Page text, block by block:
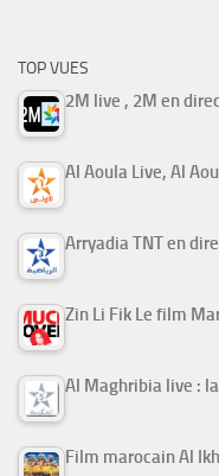
TOP VUES
2M live , 2M en
Al Aoula Live, Al
Arryadia TNT en
Al Maghribia live :